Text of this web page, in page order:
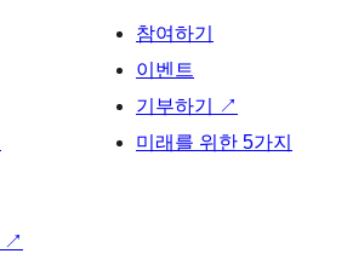
참여하기
이벤트
기부하기
↗
미래를 위한 5가지
↗